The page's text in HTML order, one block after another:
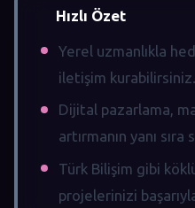
Hızlı Özet
Yerel uzmanlıkla
iletişim kurabilirsiniz.
Dijital pazarlama,
artırmanın yanı
Türk Bilişim gibi
projelerinizi